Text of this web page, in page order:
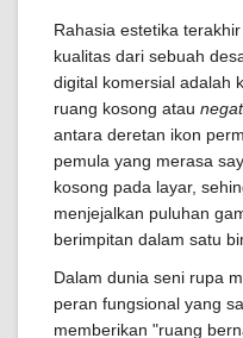
Rahasia estetika
kualitas dari sebuah
digital komersial adalah
ruang kosong atau
antara deretan ikon
pemula yang merasa
kosong pada layar,
menjejalkan puluhan
berimpitan dalam satu
Dalam dunia seni rupa
peran fungsional yang
memberikan "ruang